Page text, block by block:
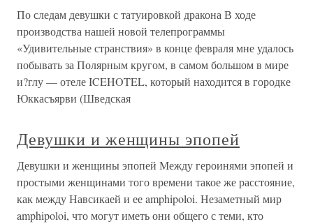
По следам девушки с татуировкой дракона В ходе
производства нашей новой телепрограммы
«Удивительные странствия» в конце февраля мне удалось
побывать за Полярным кругом, в самом большом в мире
и?глу — отеле ICEHOTEL, который находится в городке
Юккасъярви (Шведская
Девушки и женщины эпопей
Девушки и женщины эпопей Между героинями эпопей и
простыми женщинами того времени такое же расстояние,
как между Навсикаей и ее amphipoloi. Незаметный мир
amphipoloi, что могут иметь они общего с теми, кто